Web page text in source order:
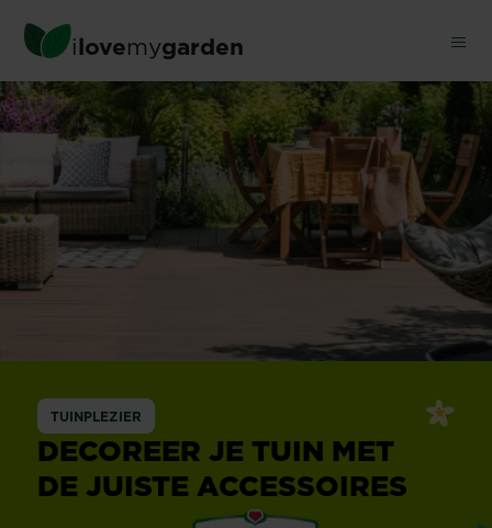
main
content
ilovemygarden
TUINPLEZIER
DECOREER JE TUIN MET
DE JUISTE ACCESSOIRES